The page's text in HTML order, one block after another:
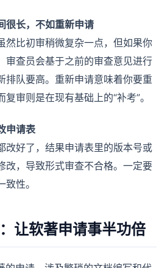
很长，不如重新申请
然比初审稍微复杂一点，但如果你
审查员会基于之前的审查意见进行
排队要高。重新申请意味着你要重
审则是在现有基础上的“补考”。
申请表
改好了，结果申请表里的版本号或
改，导致形式审查不合格。一定要
性。
让软著申请事半功倍